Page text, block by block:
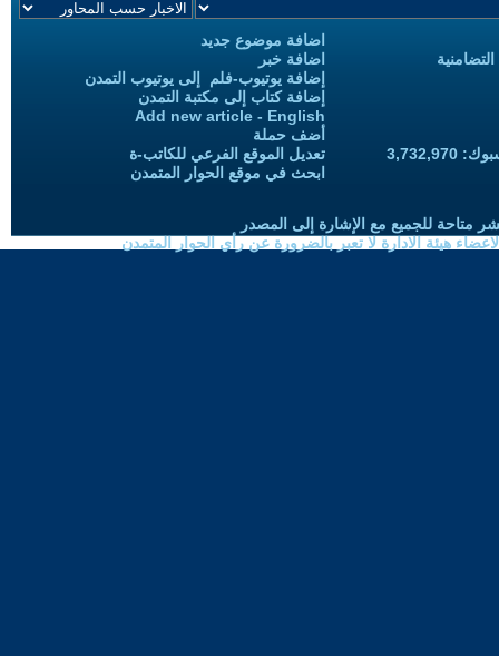
اضافة موضوع جديد
اضافة خبر
إضافة يوتيوب-فلم إلى يوتيوب التمدن
إضافة كتاب إلى مكتبة التمدن
Add new article - English
أضف حملة
تعديل الموقع الفرعي للكاتب-ة
ابحث في موقع الحوار المتمدن
متاحة للجميع مع الإشارة إلى المصدر
هيئة الادارة لا تعبر بالضرورة عن رأي الحوار المتمدن